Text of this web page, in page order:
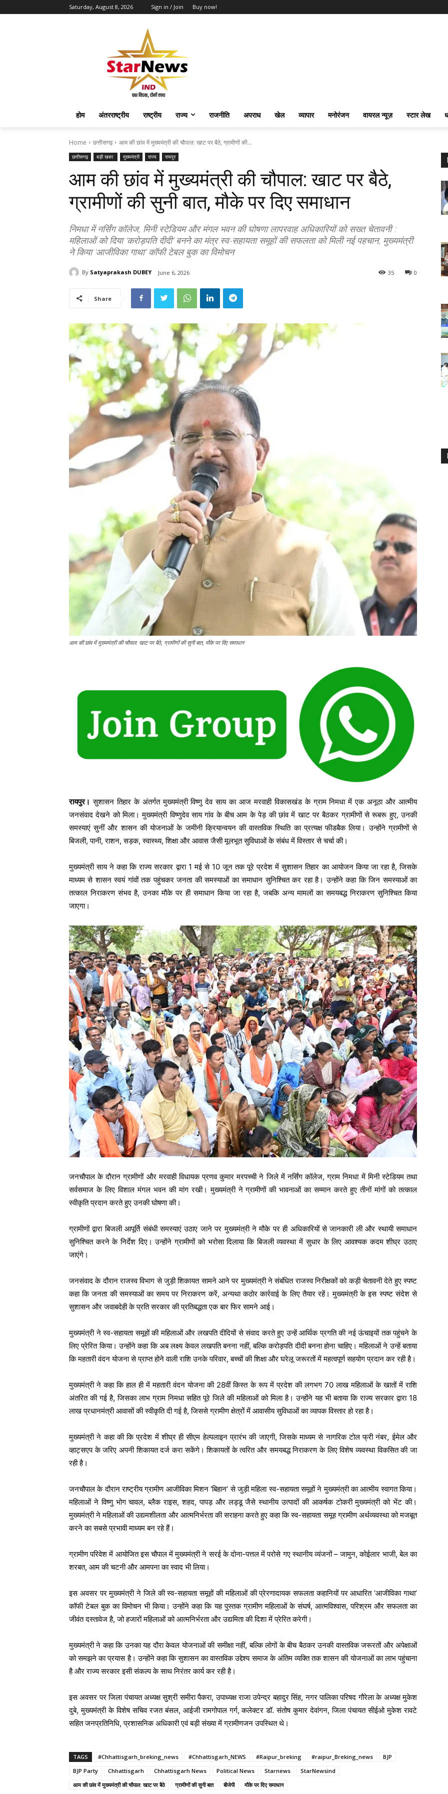
Saturday, August 8, 2026 Sign in / Join Buy now!
होम अंतरराष्ट्रीय राष्ट्रीय राज्य राजनीति अपराध खेल व्यापार मनोरंजन वायरल न्यूज़ स्टार लेख
Home छत्तीसगढ़ आम की छांव में मुख्यमंत्री की चौपाल: खाट पर बैठे, ग्रामीणों की...
छत्तीसगढ़ बड़ी खबर मुख्यमंत्री राज्य रायपुर
आम की छांव में मुख्यमंत्री की चौपाल: खाट पर बैठे,
ग्रामीणों की सुनी बात, मौके पर दिए समाधान
निमधा में नर्सिंग कॉलेज, मिनी स्टेडियम और मंगल भवन की घोषणा लापरवाह अधिकारियों को सख्त चेतावनी :
महिलाओं को दिया ‘करोड़पति दीदी’ बनने का मंत्र स्व-सहायता समूहों की सफलता को मिली नई पहचान, मुख्यमंत्री
ने किया ‘आजीविका गाथा’ कॉफी टेबल बुक का विमोचन
By Satyaprakash DUBEY June 6, 2026 0
35
Share
आम की छांव में मुख्यमंत्री की चौपाल: खाट पर बैठे, ग्रामीणों की सुनी बात, मौके पर दिए समाधान
रायपुर। सुशासन तिहार के अंतर्गत मुख्यमंत्री विष्णु देव साय का आज मरवाही विकासखंड के ग्राम निमधा में एक अनूठा और आत्मीय
जनसंवाद देखने को मिला। मुख्यमंत्री विष्णुदेव साय गांव के बीच आम के पेड़ की छांव में खाट पर बैठकर ग्रामीणों से रूबरू हुए, उनकी
समस्याएं सुनीं और शासन की योजनाओं के जमीनी क्रियान्वयन की वास्तविक स्थिति का प्रत्यक्ष फीडबैक लिया। उन्होंने ग्रामीणों से
बिजली, पानी, राशन, सड़क, स्वास्थ्य, शिक्षा और आवास जैसी मूलभूत सुविधाओं के संबंध में विस्तार से चर्चा की।
मुख्यमंत्री साय ने कहा कि राज्य सरकार द्वारा 1 मई से 10 जून तक पूरे प्रदेश में सुशासन तिहार का आयोजन किया जा रहा है, जिसके
माध्यम से शासन स्वयं गांवों तक पहुंचकर जनता की समस्याओं का समाधान सुनिश्चित कर रहा है। उन्होंने कहा कि जिन समस्याओं का
तत्काल निराकरण संभव है, उनका मौके पर ही समाधान किया जा रहा है, जबकि अन्य मामलों का समयबद्ध निराकरण सुनिश्चित किया
जाएगा।
जनचौपाल के दौरान ग्रामीणों और मरवाही विधायक प्रणव कुमार मरपच्ची ने जिले में नर्सिंग कॉलेज, ग्राम निमधा में मिनी स्टेडियम तथा
सर्वसमाज के लिए विशाल मंगल भवन की मांग रखी। मुख्यमंत्री ने ग्रामीणों की भावनाओं का सम्मान करते हुए तीनों मांगों को तत्काल
स्वीकृति प्रदान करते हुए उनकी घोषणा की।
ग्रामीणों द्वारा बिजली आपूर्ति संबंधी समस्याएं उठाए जाने पर मुख्यमंत्री ने मौके पर ही अधिकारियों से जानकारी ली और स्थायी समाधान
सुनिश्चित करने के निर्देश दिए। उन्होंने ग्रामीणों को भरोसा दिलाया कि बिजली व्यवस्था में सुधार के लिए आवश्यक कदम शीघ्र उठाए
जाएंगे।
जनसंवाद के दौरान राजस्व विभाग से जुड़ी शिकायत सामने आने पर मुख्यमंत्री ने संबंधित राजस्व निरीक्षकों को कड़ी चेतावनी देते हुए स्पष्ट
कहा कि जनता की समस्याओं का समय पर निराकरण करें, अन्यथा कठोर कार्रवाई के लिए तैयार रहें। मुख्यमंत्री के इस स्पष्ट संदेश से
सुशासन और जवाबदेही के प्रति सरकार की प्रतिबद्धता एक बार फिर सामने आई।
मुख्यमंत्री ने स्व-सहायता समूहों की महिलाओं और लखपति दीदियों से संवाद करते हुए उन्हें आर्थिक प्रगति की नई ऊंचाइयों तक पहुंचने के
लिए प्रेरित किया। उन्होंने कहा कि अब लक्ष्य केवल लखपति बनना नहीं, बल्कि करोड़पति दीदी बनना होना चाहिए। महिलाओं ने उन्हें बताया
कि महतारी वंदन योजना से प्राप्त होने वाली राशि उनके परिवार, बच्चों की शिक्षा और घरेलू जरूरतों में महत्वपूर्ण सहयोग प्रदान कर रही है।
मुख्यमंत्री ने कहा कि हाल ही में महतारी वंदन योजना की 28वीं किस्त के रूप में प्रदेश की लगभग 70 लाख महिलाओं के खातों में राशि
अंतरित की गई है, जिसका लाभ ग्राम निमधा सहित पूरे जिले की महिलाओं को मिला है। उन्होंने यह भी बताया कि राज्य सरकार द्वारा 18
लाख प्रधानमंत्री आवासों की स्वीकृति दी गई है, जिससे ग्रामीण क्षेत्रों में आवासीय सुविधाओं का व्यापक विस्तार हो रहा है।
मुख्यमंत्री ने कहा की कि प्रदेश में शीघ्र ही सीएम हेल्पलाइन प्रारंभ की जाएगी, जिसके माध्यम से नागरिक टोल फ्री नंबर, ईमेल और
व्हाट्सएप के जरिए अपनी शिकायत दर्ज करा सकेंगे। शिकायतों के त्वरित और समयबद्ध निराकरण के लिए विशेष व्यवस्था विकसित की जा
रही है।
जनचौपाल के दौरान राष्ट्रीय ग्रामीण आजीविका मिशन ‘बिहान’ से जुड़ी महिला स्व-सहायता समूहों ने मुख्यमंत्री का आत्मीय स्वागत किया।
महिलाओं ने विष्णु भोग चावल, ब्लैक राइस, शहद, पापड़ और लड्डू जैसे स्थानीय उत्पादों की आकर्षक टोकरी मुख्यमंत्री को भेंट की।
मुख्यमंत्री ने महिलाओं की उद्यमशीलता और आत्मनिर्भरता की सराहना करते हुए कहा कि स्व-सहायता समूह ग्रामीण अर्थव्यवस्था को मजबूत
करने का सबसे प्रभावी माध्यम बन रहे हैं।
ग्रामीण परिवेश में आयोजित इस चौपाल में मुख्यमंत्री ने सरई के दोना-पत्तल में परोसे गए स्थानीय व्यंजनों – जामुन, कोईलार भाजी, बेल का
शरबत, आम की चटनी और आमपना का स्वाद भी लिया।
इस अवसर पर मुख्यमंत्री ने जिले की स्व-सहायता समूहों की महिलाओं की प्रेरणादायक सफलता कहानियों पर आधारित ‘आजीविका गाथा’
कॉफी टेबल बुक का विमोचन भी किया। उन्होंने कहा कि यह पुस्तक ग्रामीण महिलाओं के संघर्ष, आत्मविश्वास, परिश्रम और सफलता का
जीवंत दस्तावेज है, जो हजारों महिलाओं को आत्मनिर्भरता और उद्यमिता की दिशा में प्रेरित करेगी।
मुख्यमंत्री ने कहा कि उनका यह दौरा केवल योजनाओं की समीक्षा नहीं, बल्कि लोगों के बीच बैठकर उनकी वास्तविक जरूरतों और अपेक्षाओं
को समझने का प्रयास है। उन्होंने कहा कि सुशासन का वास्तविक उद्देश्य समाज के अंतिम व्यक्ति तक शासन की योजनाओं का लाभ पहुंचाना
है और राज्य सरकार इसी संकल्प के साथ निरंतर कार्य कर रही है।
इस अवसर पर जिला पंचायत अध्यक्ष सुश्री समीरा पैकरा, उपाध्यक्ष राजा उपेन्द्र बहादुर सिंह, नगर पालिका परिषद गौरेला के अध्यक्ष मुकेश
दुबे, मुख्यमंत्री के विशेष सचिव रजत बंसल, आईजी रामगोपाल गर्ग, कलेक्टर डॉ. संतोष कुमार देवांगन, जिला पंचायत सीईओ मुकेश रावटे
सहित जनप्रतिनिधि, प्रशासनिक अधिकारी एवं बड़ी संख्या में ग्रामीणजन उपस्थित थे।
TAGS #Chhattisgarh_breking_news #Chhattisgarh_NEWS #Raipur_breking #raipur_Breking_news
BJP
BJP Party
Chhattisgarh Chhattisgarh News Political News Starnews
StarNewsind
आम की छांव में मुख्यमंत्री की चौपाल: खाट पर बैठे
ग्रामीणों की सुनी बात बीजेपी मौके पर दिए समाधान